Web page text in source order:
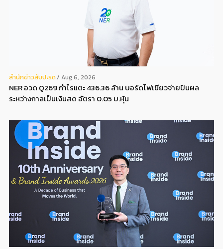
สํานักข่าวสับปะรด Aug 6, 2026
NER อวด Q269 กำไรแตะ 436.36 ล้าน บอร์ดไฟเขียวจ่ายปันผล
ระหว่างกาลเป็นเงินสด อัตรา 0.05 บ.หุ้น